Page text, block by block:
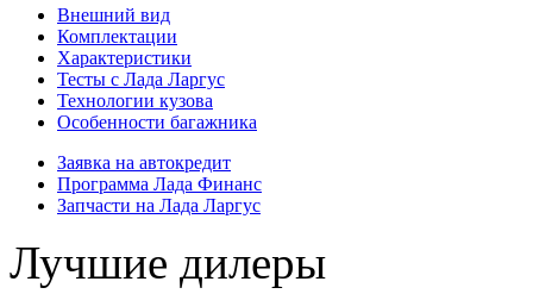
Внешний вид
Комплектации
Характеристики
Тесты с Лада Ларгус
Технологии кузова
Особенности багажника
Заявка на автокредит
Программа Лада Финанс
Запчасти на Лада Ларгус
Лучшие дилеры